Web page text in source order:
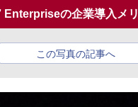
の企業導入メ
この写真の記事へ